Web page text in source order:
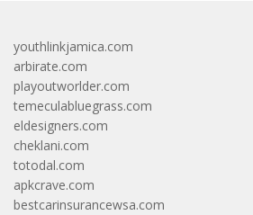
youthlinkjamica.com
arbirate.com
playoutworlder.com
temeculabluegrass.com
eldesigners.com
cheklani.com
totodal.com
apkcrave.com
bestcarinsurancewsa.com